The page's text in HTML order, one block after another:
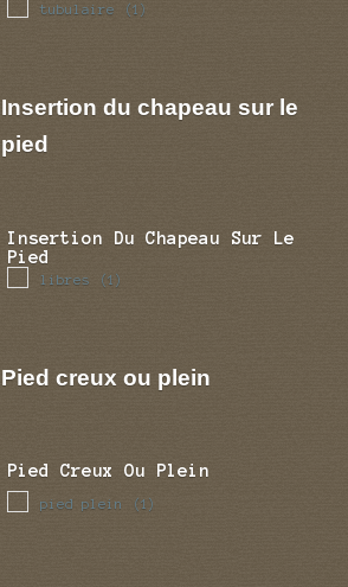
tubulaire (1)
Insertion du chapeau sur le
pied
Insertion Du Chapeau Sur Le
Pied
libres (1)
Pied creux ou plein
Pied Creux Ou Plein
pied plein (1)